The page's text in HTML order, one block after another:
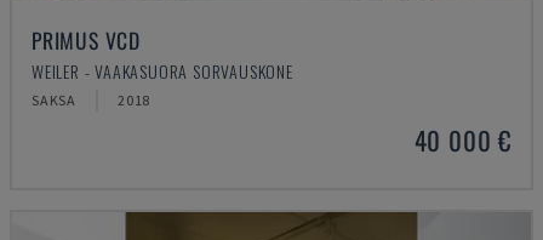
PRIMUS VCD
WEILER - VAAKASUORA SORVAUSKONE
SAKSA 2018
40 000 €